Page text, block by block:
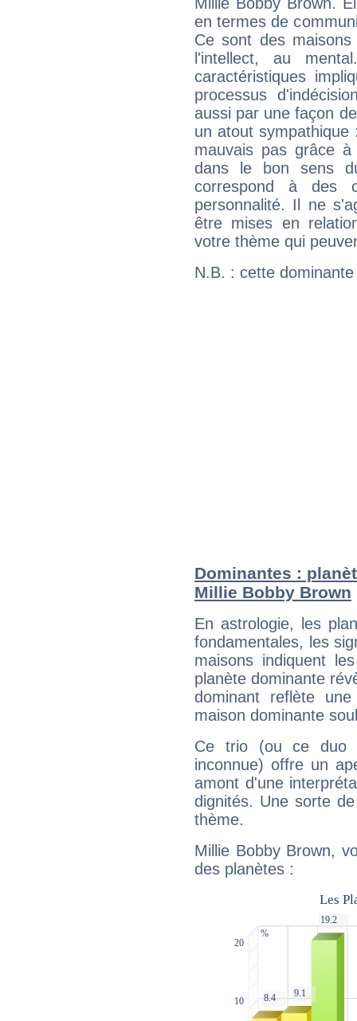
Millie Bobby Brown.
en termes de
Ce sont des
l'intellect, au
caractéristiques
processus
aussi par une façon
un atout
mauvais pas grâce
dans le bon sens
correspond à des
personnalité. Il ne
être mises en
votre thème qui
N.B. : cette
Dominantes :
Millie Bobby Brown
En astrologie, les
fondamentales, les
maisons indiquent
planète dominante
dominant reflète
maison dominante
Ce trio (ou ce duo
inconnue) offre un
amont d'une
dignités. Une sorte
thème.
Millie Bobby Brown,
des planètes :